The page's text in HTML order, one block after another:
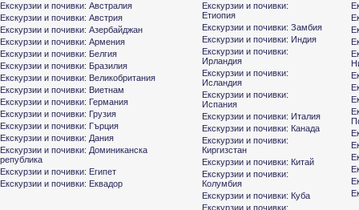
Екскурзии и почивки: Австралия
Екскурзии и почивки: Австрия
Екскурзии и почивки: Азербайджан
Екскурзии и почивки: Армения
Екскурзии и почивки: Белгия
Екскурзии и почивки: Бразилия
Екскурзии и почивки: Великобритания
Екскурзии и почивки: Виетнам
Екскурзии и почивки: Германия
Екскурзии и почивки: Грузия
Екскурзии и почивки: Гърция
Екскурзии и почивки: Дания
Екскурзии и почивки: Доминиканска
република
Екскурзии и почивки: Египет
Екскурзии и почивки: Еквадор
Екскурзии и почивки:
Етиопия
Екскурзии и почивки: Замбия
Екскурзии и почивки: Индия
Екскурзии и почивки:
Ирландия
Екскурзии и почивки:
Исландия
Екскурзии и почивки:
Испания
Екскурзии и почивки: Италия
Екскурзии и почивки: Канада
Екскурзии и почивки:
Киргизстан
Екскурзии и почивки: Китай
Екскурзии и почивки:
Колумбия
Екскурзии и почивки: Куба
Екскурзии и почивки: